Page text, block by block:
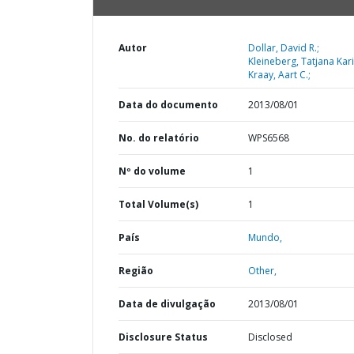
Autor
Dollar, David R.;
Kleineberg, Tatjana
Kraay, Aart C.;
Data do documento 2013/08/01
No. do relatório WPS6568
Nº do volume 1
Total Volume(s) 1
País Mundo,
Região Other,
Data de divulgação 2013/08/01
Disclosure Status Disclosed